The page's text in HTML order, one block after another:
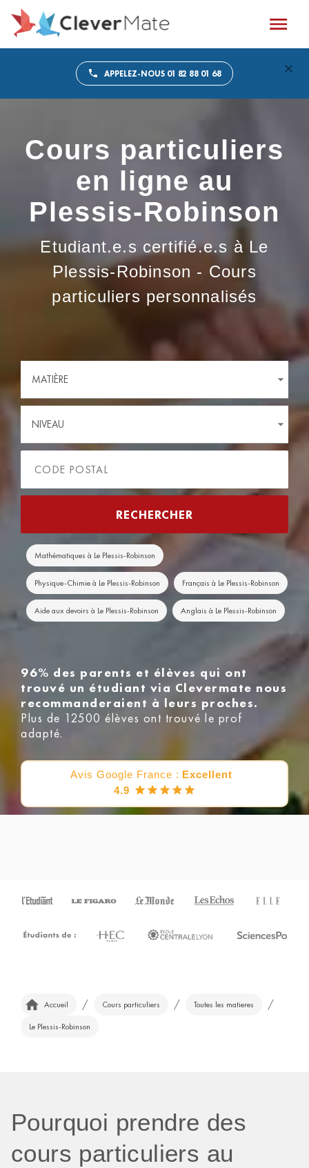
APPELEZ-NOUS 01 82 88 01 68
Cours particuliers
en ligne au
Plessis-Robinson
Etudiant.e.s certifié.e.s à Le
Plessis-Robinson - Cours
particuliers personnalisés
MATIÈRE
NIVEAU
Mathématiques à Le Plessis-Robinson
Physique-Chimie à Le Plessis-Robinson Français à Le Plessis-Robinson
Aide aux devoirs à Le Plessis-Robinson Anglais à Le Plessis-Robinson
96% des parents et élèves qui ont
trouvé un étudiant via Clevermate nous
recommanderaient à leurs proches.
Plus de 12500 élèves ont trouvé le prof
adapté.
Avis Google France : Excellent
4.9
Accueil / Cours particuliers / Toutes les matieres /
Le Plessis-Robinson
Pourquoi prendre des
cours particuliers au